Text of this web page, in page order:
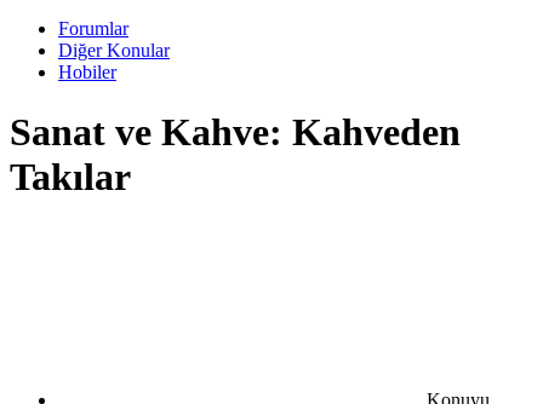
Forumlar
Diğer Konular
Hobiler
Sanat ve Kahve: Kahveden
Takılar